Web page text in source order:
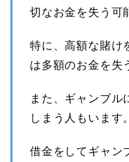
切なお金を失う可
特に、高額な賭け
は多額のお金を失
また、ギャンブル
しまう人もいます。
借金をしてギャン